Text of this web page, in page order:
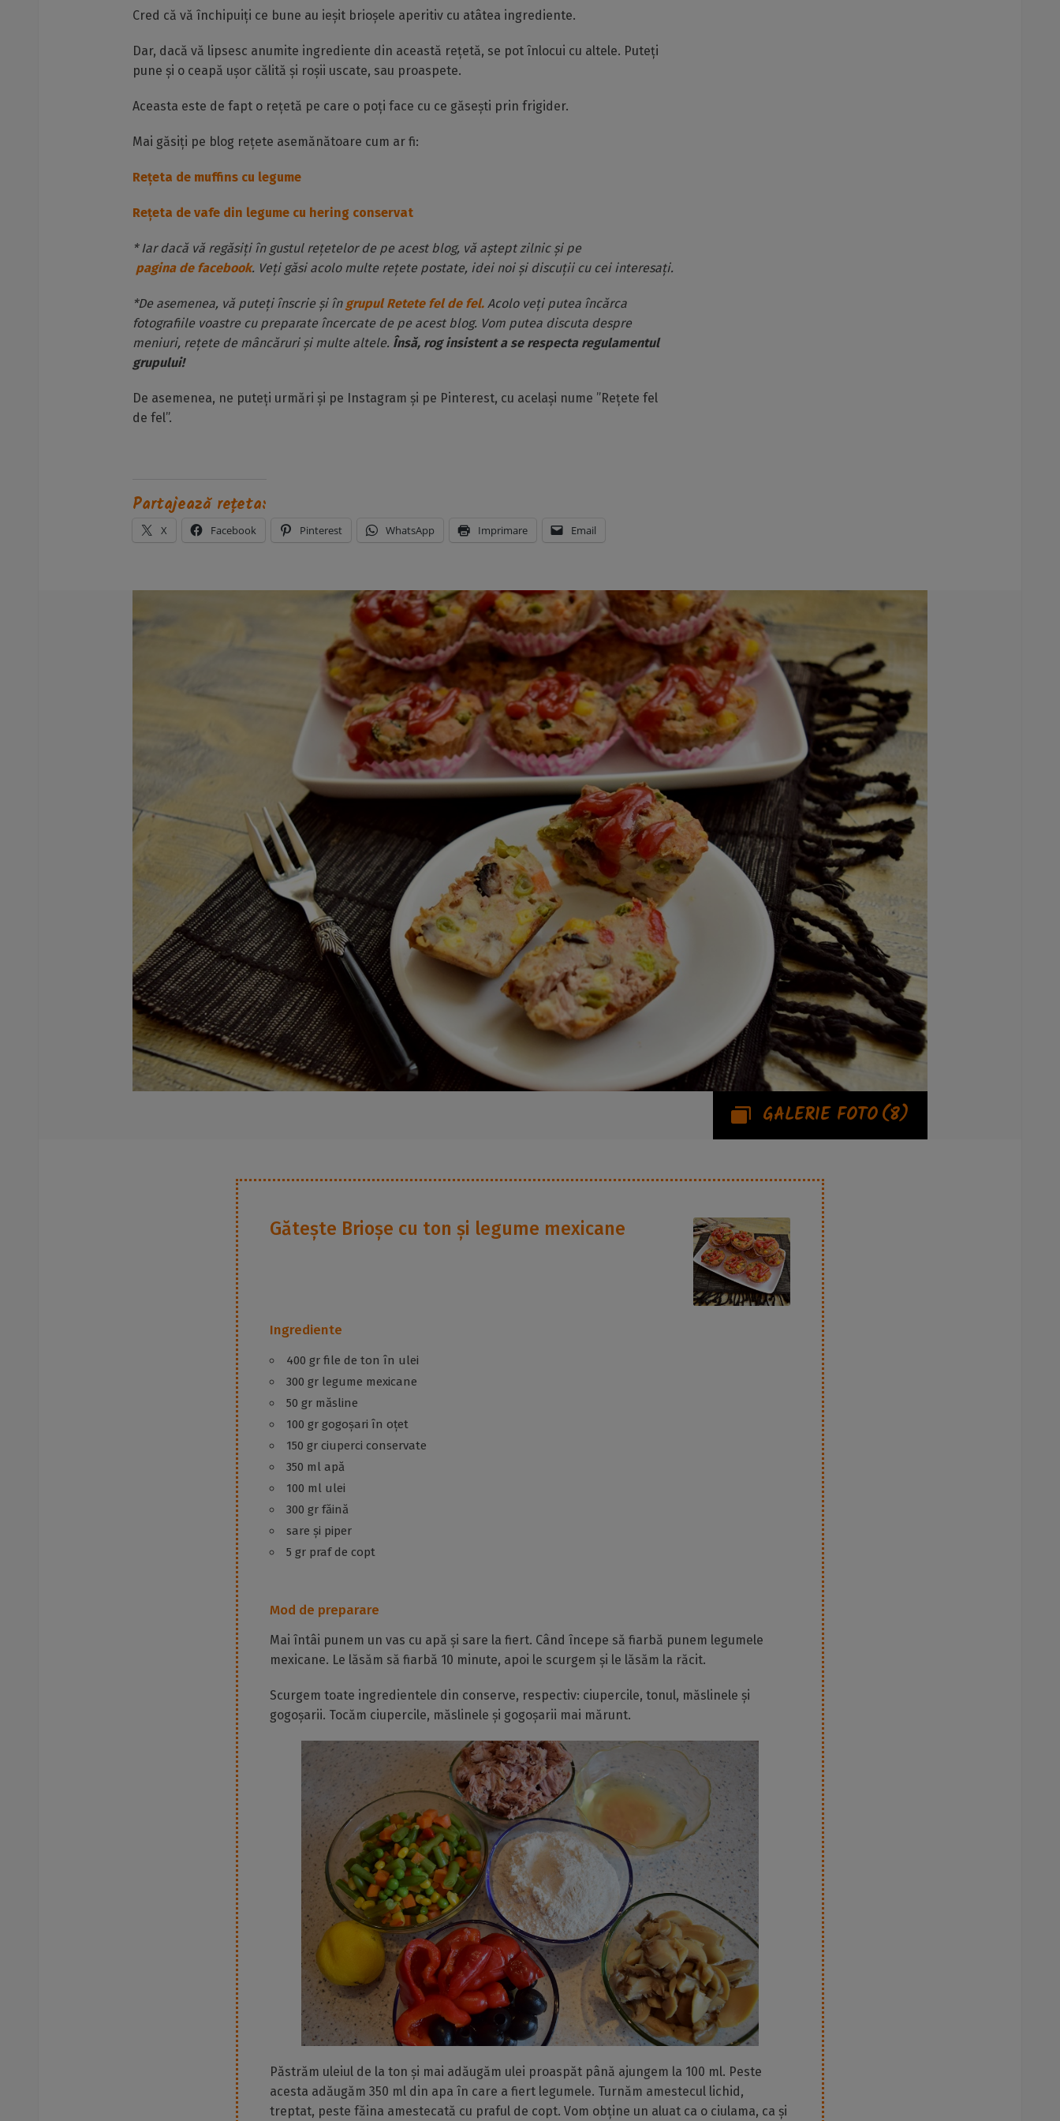
Cred că vă închipuiți ce bune au ieșit brioșele aperitiv cu atâtea ingrediente.
Dar, dacă vă lipsesc anumite ingrediente din această rețetă, se pot înlocui cu altele. Puteți
pune și o ceapă ușor călită și roșii uscate, sau proaspete.
Aceasta este de fapt o rețetă pe care o poți face cu ce găsești prin frigider.
Mai găsiți pe blog rețete asemănătoare cum ar fi:
Rețeta de muffins cu legume
Rețeta de vafe din legume cu hering conservat
* Iar dacă vă regăsiți în gustul rețetelor de pe acest blog, vă aștept zilnic și pe
pagina de facebook. Veți găsi acolo multe rețete postate, idei noi și discuții cu cei interesați.
*De asemenea, vă puteți înscrie și în grupul Retete fel de fel. Acolo veți putea încărca
fotografiile voastre cu preparate încercate de pe acest blog. Vom putea discuta despre
meniuri, rețete de mâncăruri și multe altele. Însă, rog insistent a se respecta regulamentul
grupului!
De asemenea, ne puteți urmări și pe Instagram și pe Pinterest, cu același nume ”Rețete fel
de fel”.
Partajează rețeta:
X Facebook Pinterest WhatsApp Imprimare Email
GALERIE FOTO(8)
Gătește Brioșe cu ton și legume mexicane
Ingrediente
400 gr file de ton în ulei
300 gr legume mexicane
50 gr măsline
100 gr gogoșari în oțet
150 gr ciuperci conservate
350 ml apă
100 ml ulei
300 gr făină
sare și piper
5 gr praf de copt
Mod de preparare
Mai întâi punem un vas cu apă și sare la fiert. Când începe să fiarbă punem legumele
mexicane. Le lăsăm să fiarbă 10 minute, apoi le scurgem și le lăsăm la răcit.
Scurgem toate ingredientele din conserve, respectiv: ciupercile, tonul, măslinele și
gogoșarii. Tocăm ciupercile, măslinele și gogoșarii mai mărunt.
Păstrăm uleiul de la ton și mai adăugăm ulei proaspăt până ajungem la 100 ml. Peste
acesta adăugăm 350 ml din apa în care a fiert legumele. Turnăm amestecul lichid,
treptat, peste făina amestecată cu praful de copt. Vom obține un aluat ca o ciulama, ca și